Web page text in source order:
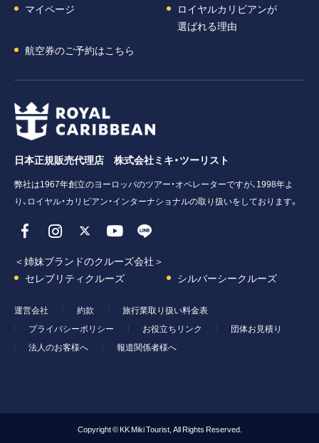
マイページ
ロイヤルカリビアンが
選ばれる理由
航空券のご予約はこちら
日本正規販売代理店 株式会社ミキ・ツーリスト
弊社は1967年創立のヨーロッパのツアー・オペレーターですが、1998年よ
り、ロイヤル・カリビアン・インターナショナルの取り扱いをしております。
＜姉妹ブランドのクルーズ会社＞
セレブリティクルーズ
シルバーシークルーズ
運営会社 約款
旅行業取り扱い料金表
プライバシーポリシー
お役立ちリンク
団体お見積り
法人のお客様へ
報道関係者様へ
Copyright © KK Miki Tourist, All Rights Reserved.